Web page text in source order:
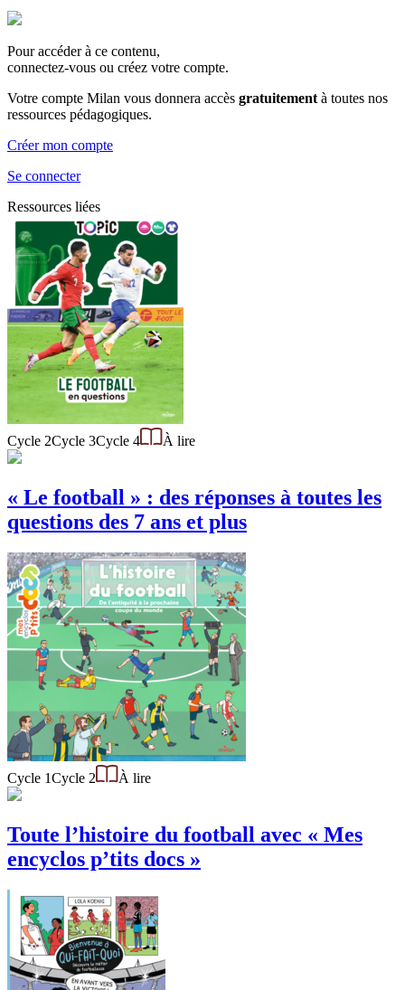
Pour accéder à ce contenu,
connectez-vous ou créez votre compte.
Votre compte Milan vous donnera accès gratuitement à toutes nos
ressources pédagogiques.
Créer mon compte
Se connecter
Ressources liées
Cycle 2Cycle 3Cycle 4 À lire
« Le football » : des réponses à toutes les
questions des 7 ans et plus
Cycle 1Cycle 2 À lire
Toute l’histoire du football avec « Mes
encyclos p’tits docs »